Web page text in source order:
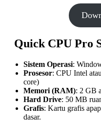
Quick CPU Pro
Sistem Operasi:
Prosesor: CPU Intel
core)
Memori (RAM): 2 GB
Hard Drive: 50 MB
Grafis: Kartu grafis
dasar.